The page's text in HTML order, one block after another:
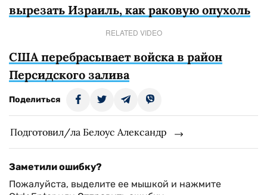
вырезать Израиль, как раковую опухоль
RELATED VIDEO
США перебрасывает войска в район
Персидского залива
Поделиться
Подготовил/ла Белоус Александр
Заметили ошибку?
Пожалуйста, выделите ее мышкой и нажмите